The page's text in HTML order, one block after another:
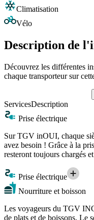
Climatisation
Vélo
Description de
Découvrez les différentes
chaque transporteur sur
ServicesDescription
Prise électrique
Sur TGV inOUI, chaque
avez besoin ! Grâce à la
resteront toujours chargés
Prise électrique
Nourriture et boisson
Les voyageurs du TGV
de plats et de boissons. Le